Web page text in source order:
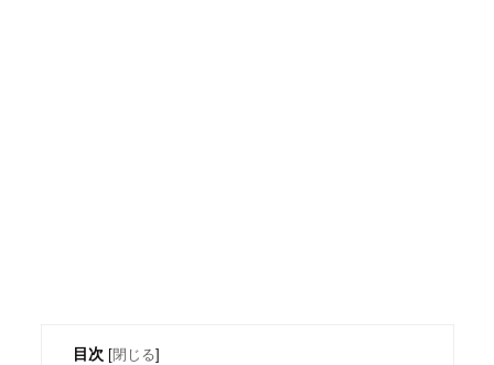
目次 [閉じる]